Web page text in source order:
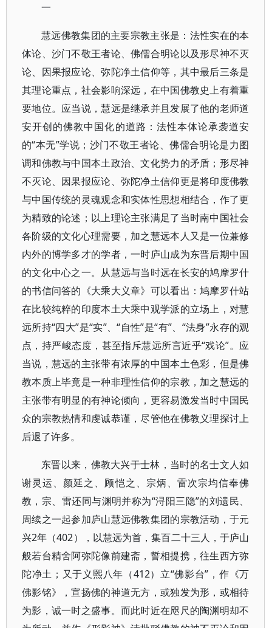
一
慧远佛教集团的主要宗教主张是：法性实在的本
体论、沙门不敬王者论、佛儒合明论以及形尽神不灭
论、因果报应论、弥陀净土信仰等，其中最后三条是
其理论重点，社会影响深远，在中国佛教史上有着重
要地位。应当说，慧远是继承并且发展了他的老师道
安开创的佛教中国化的道路：法性本体论承袭道安
的“本无”学说；沙门不敬王者论、佛儒合明论是力图
调和佛教与中国本土政治、文化势力的矛盾；形尽神
不灭论、因果报应论、弥陀净土信仰更是将印度佛教
与中国传统的灵魂观念和实体性思想相结合，作了更
为精致的论述；以上理论主张满足了当时南中国社会
各阶级的文化心理需要，加之慧远本人又是一位兼修
内外的博学多才的学者，一时庐山成为东晋后期中国
的文化中心之一。从慧远与当时远在长安的鸠摩罗什
的书信问答的《大乘大义章》可以看出：鸠摩罗什站
在比较纯粹的印度本土大乘中观学派的立场上，对慧
远所持“四大”是“实”、“自性”是“有”、“法身”永存的观
点，持严峻态度，甚至指斥慧远所言近乎“戏论”。应
当说，慧远的主张带有浓厚的中国本土色彩，但是佛
教本质上毕竟是一种非理性信仰的宗教，加之慧远的
主张带有明显的有神论倾向，更容易激发当时中国民
众的宗教热情和虔诚恭谨，尽管他在佛教义理探讨上
后退了许多。
东晋以来，佛教大兴于士林，当时的名士文人如
谢灵运、颜延之、顾恺之、宗炳、雷次宗均信奉佛
教，宗、雷还同与渊明并称为“浔阳三隐”的刘遗民、
周续之一起参加庐山慧远佛教集团的宗教活动，于元
兴2年（402），以慧远为首，集百二十三人，于庐山
般若台精舍阿弥陀像前建斋，誓相提携，往生西方弥
陀净土；又于义熙八年（412）立“佛影台”，作《万
佛影铭》，宣扬佛的神道无方，或独发为形，或相待
为影，诚一时之盛事。而此时近在咫尺的陶渊明却不